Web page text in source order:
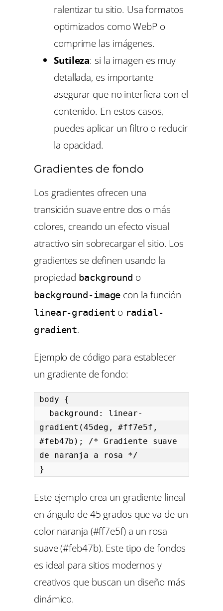
ralentizar tu sitio. Usa formatos
optimizados como WebP o
comprime las imágenes.
Sutileza: si la imagen es muy
detallada, es importante
asegurar que no interfiera con el
contenido. En estos casos,
puedes aplicar un filtro o reducir
la opacidad.
Gradientes de fondo
Los gradientes ofrecen una
transición suave entre dos o más
colores, creando un efecto visual
atractivo sin sobrecargar el sitio. Los
gradientes se definen usando la
propiedad background o
background-image con la función
linear-gradient o radial-
gradient.
Ejemplo de código para establecer
un gradiente de fondo:
body {
gradient(45deg, #ff7e5f,
#feb47b); /* Gradiente suave
de naranja a rosa */
}
Este ejemplo crea un gradiente lineal
en ángulo de 45 grados que va de un
color naranja (#ff7e5f) a un rosa
suave (#feb47b). Este tipo de fondos
es ideal para sitios modernos y
creativos que buscan un diseño más
dinámico.